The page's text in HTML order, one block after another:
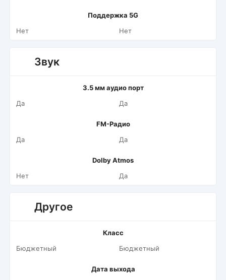
Поддержка 5G
Нет
Нет
Звук
3.5 мм аудио порт
Да
Да
FM-Радио
Да
Да
Dolby Atmos
Нет
Да
Другое
Класс
Бюджетный
Бюджетный
Дата выхода